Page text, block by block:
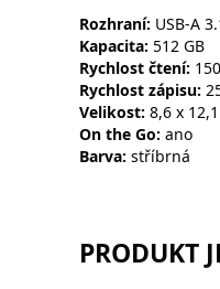
Rozhraní: USB-A
Kapacita: 512 GB
Rychlost čtení:
Rychlost zápisu:
Velikost: 8,6 x
On the Go: ano
Barva: stříbrná
PRODUKT